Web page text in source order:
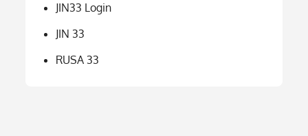
JIN33 Login
JIN 33
RUSA 33